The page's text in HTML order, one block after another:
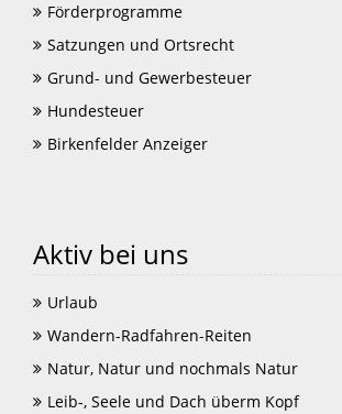
Förderprogramme
Satzungen und Ortsrecht
Grund- und Gewerbesteuer
Hundesteuer
Birkenfelder Anzeiger
Aktiv bei uns
Urlaub
Wandern-Radfahren-Reiten
Natur, Natur und nochmals Natur
Leib-, Seele und Dach überm Kopf